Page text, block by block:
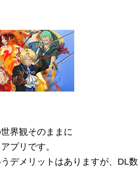
界観そのままに
プリです。
デメリットはありますが、DL数